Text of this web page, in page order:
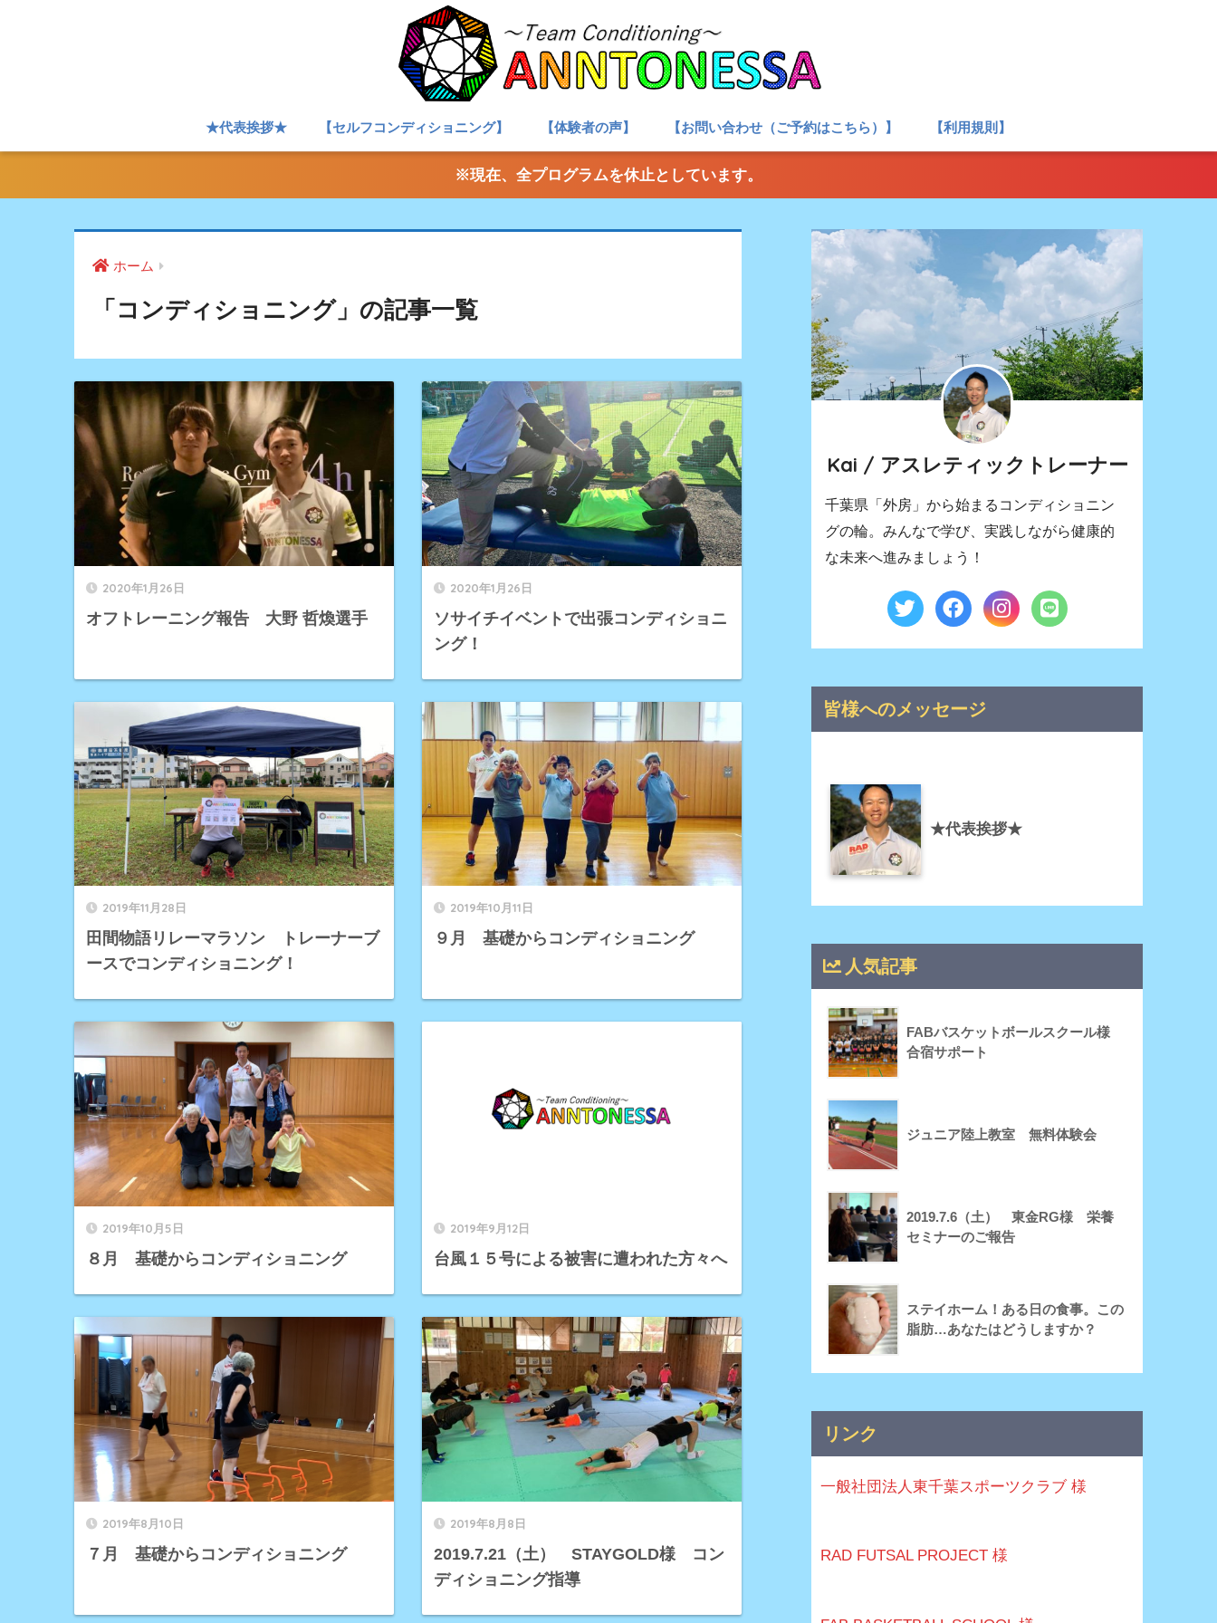
★代表挨拶★ 【セルフコンディショニング】 【体験者の声】 【お問い合わせ（ご予約はこちら）】 【利用規則】
※現在、全プログラムを休止としています。
ホーム
「コンディショニング」の記事一覧
2020年1月26日
オフトレーニング報告 大野 哲煥選手
2020年1月26日
ソサイチイベントで出張コンディショニ
ング！
2019年11月28日
田間物語リレーマラソン トレーナーブ
ースでコンディショニング！
2019年10月11日
９月 基礎からコンディショニング
2019年10月5日
８月 基礎からコンディショニング
2019年9月12日
台風１５号による被害に遭われた方々へ
2019年8月10日
７月 基礎からコンディショニング
2019年8月8日
2019.7.21（土） STAYGOLD様 コン
ディショニング指導
Kai / アスレティックトレーナー
千葉県「外房」から始まるコンディショニン
グの輪。みんなで学び、実践しながら健康的
な未来へ進みましょう！
皆様へのメッセージ
★代表挨拶★
人気記事
FABバスケットボールスクール様
合宿サポート
ジュニア陸上教室 無料体験会
2019.7.6（土） 東金RG様 栄養
セミナーのご報告
ステイホーム！ある日の食事。この
脂肪…あなたはどうしますか？
リンク
一般社団法人東千葉スポーツクラブ 様
RAD FUTSAL PROJECT 様